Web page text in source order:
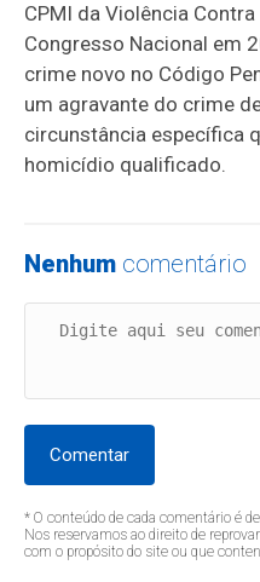
CPMI da Violência
Congresso Nacional em
crime novo no Código
um agravante do crime
circunstância específica
homicídio qualificado.
Nenhum comentário
Comentar
* O conteúdo de cada comentário é
Nos reservamos ao direito de
com o propósito do site ou que